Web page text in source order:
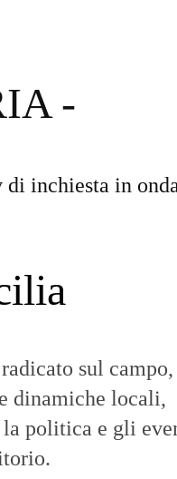
-
di inchiesta in
sul
dinamiche locali,
politica e gli